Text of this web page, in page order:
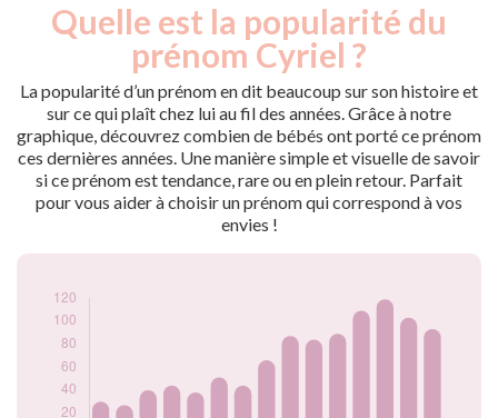
Quelle est la popularité du
prénom Cyriel ?
La popularité d’un prénom en dit beaucoup sur son histoire et
sur ce qui plaît chez lui au fil des années. Grâce à notre
graphique, découvrez combien de bébés ont porté ce prénom
ces dernières années. Une manière simple et visuelle de savoir
si ce prénom est tendance, rare ou en plein retour. Parfait
pour vous aider à choisir un prénom qui correspond à vos
envies !
Année
Nouveaux-
nés
2010
30
2011
27
2012
40
2013
44
2014
38
2015
51
2019
84
109
119
103